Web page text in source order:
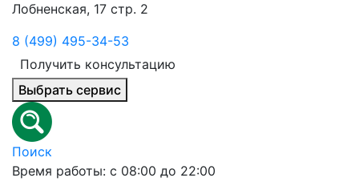
Лобненская, 17 стр. 2
8 (499) 495-34-53
Получить консультацию
Выбрать сервис
Поиск
Время работы: с 08:00 до 22:00